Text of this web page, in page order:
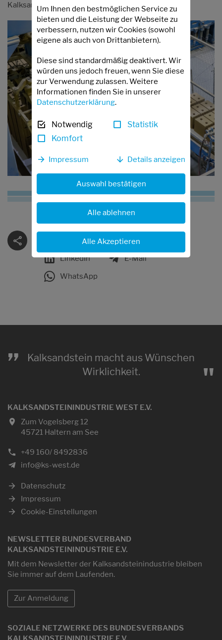
Kalksandstein-Lieferung.
Facebook
Twitter
LinkedIn
E-Mail
WhatsApp
„
Kalksandstein macht aus Wünschen
Wirklichkeit.
"
KALKSANDSTEININDUSTRIE WEST E.V.
Zum Vogelsberg 12
45721 Haltern am See
+49 160/ 8492836
info@ks-west.de
Datenschutz
Impressum
Cookie-Einstellungen
NEWSLETTER BUNDESVERBAND
KALKSANDSTEININDUSTRIE E.V.
Mit dem Newsletter der Kalksandsteinindustrie bleiben
Sie immer auf dem Laufenden.
Zur Anmeldung
SOZIALE NETZWERKE DES BUNDESVERBANDS
Um Ihnen den bestmöglichen Service zu
bieten und die Leistung der Webseite zu
verbessern, nutzen wir Cookies (sowohl
eigene als auch von Drittanbietern).
Diese sind standardmäßig deaktivert. Wir
würden uns jedoch freuen, wenn Sie diese
zur Verwendung zulassen. Weitere
Informationen finden Sie in unserer
Datenschutzerklärung.
Notwendig
Statistik
Komfort
Impressum Details anzeigen
Auswahl bestätigen
Alle ablehnen
Alle Akzeptieren